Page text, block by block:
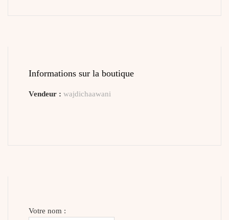
Informations sur la boutique
Vendeur : wajdichaawani
Votre nom :